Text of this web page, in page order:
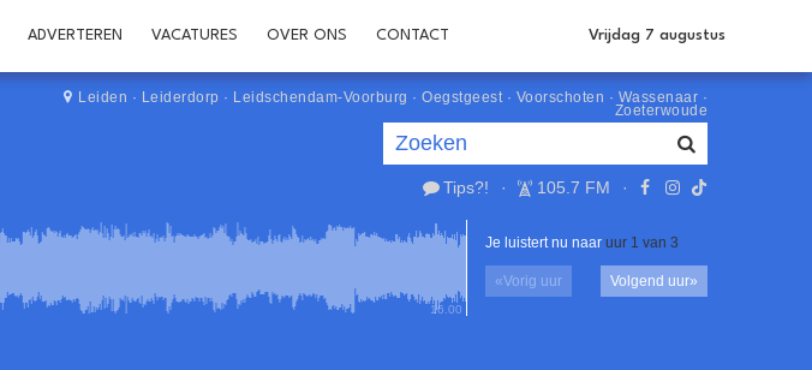
ADVERTEREN VACATURES OVER ONS CONTACT Vrijdag 7 augustus
Leiden · Leiderdorp · Leidschendam-Voorburg · Oegstgeest· Voorschoten · Wassenaar ·
Zoeterwoude
Tips?! · 105.7 FM ·
16.00
Je luistert nu naar uur 1 van 3
«Vorig uur Volgend uur»